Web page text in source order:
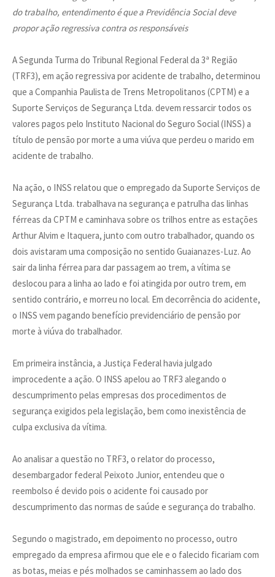
do trabalho, entendimento é que a Previdência Social deve
propor ação regressiva contra os responsáveis
A Segunda Turma do Tribunal Regional Federal da 3ª Região
(TRF3), em ação regressiva por acidente de trabalho, determinou
que a Companhia Paulista de Trens Metropolitanos (CPTM) e a
Suporte Serviços de Segurança Ltda. devem ressarcir todos os
valores pagos pelo Instituto Nacional do Seguro Social (INSS) a
título de pensão por morte a uma viúva que perdeu o marido em
acidente de trabalho.
Na ação, o INSS relatou que o empregado da Suporte Serviços de
Segurança Ltda. trabalhava na segurança e patrulha das linhas
férreas da CPTM e caminhava sobre os trilhos entre as estações
Arthur Alvim e Itaquera, junto com outro trabalhador, quando os
dois avistaram uma composição no sentido Guaianazes-Luz. Ao
sair da linha férrea para dar passagem ao trem, a vítima se
deslocou para a linha ao lado e foi atingida por outro trem, em
sentido contrário, e morreu no local. Em decorrência do acidente,
o INSS vem pagando benefício previdenciário de pensão por
morte à viúva do trabalhador.
Em primeira instância, a Justiça Federal havia julgado
improcedente a ação. O INSS apelou ao TRF3 alegando o
descumprimento pelas empresas dos procedimentos de
segurança exigidos pela legislação, bem como inexistência de
culpa exclusiva da vítima.
Ao analisar a questão no TRF3, o relator do processo,
desembargador federal Peixoto Junior, entendeu que o
reembolso é devido pois o acidente foi causado por
descumprimento das normas de saúde e segurança do trabalho.
Segundo o magistrado, em depoimento no processo, outro
empregado da empresa afirmou que ele e o falecido ficariam com
as botas, meias e pés molhados se caminhassem ao lado dos